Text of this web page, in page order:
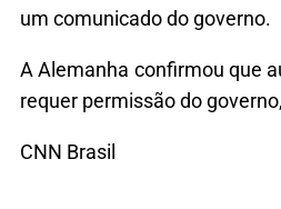
um comunicado do governo.
A Alemanha confirmou que
requer permissão do
CNN Brasil